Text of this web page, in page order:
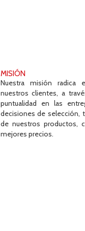
MISIÓN
Nuestra misión radica
nuestros clientes, a
puntualidad en las
decisiones de selección,
de nuestros productos,
mejores precios.